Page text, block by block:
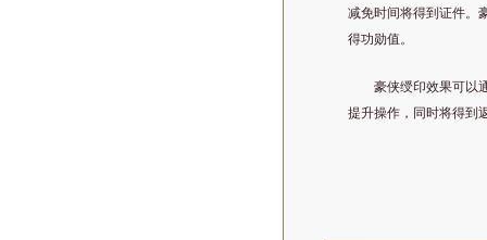
减免时间将得到证件。
得功勋值。
豪侠绶印效果可以
提升操作，同时将得到